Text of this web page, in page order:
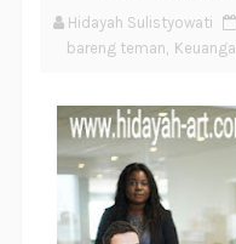
Hidayah Sulistyowati
bareng teman,